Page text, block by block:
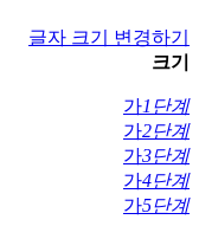
글자 크기 변경하기
크기
가1단계
가2단계
가3단계
가4단계
가5단계